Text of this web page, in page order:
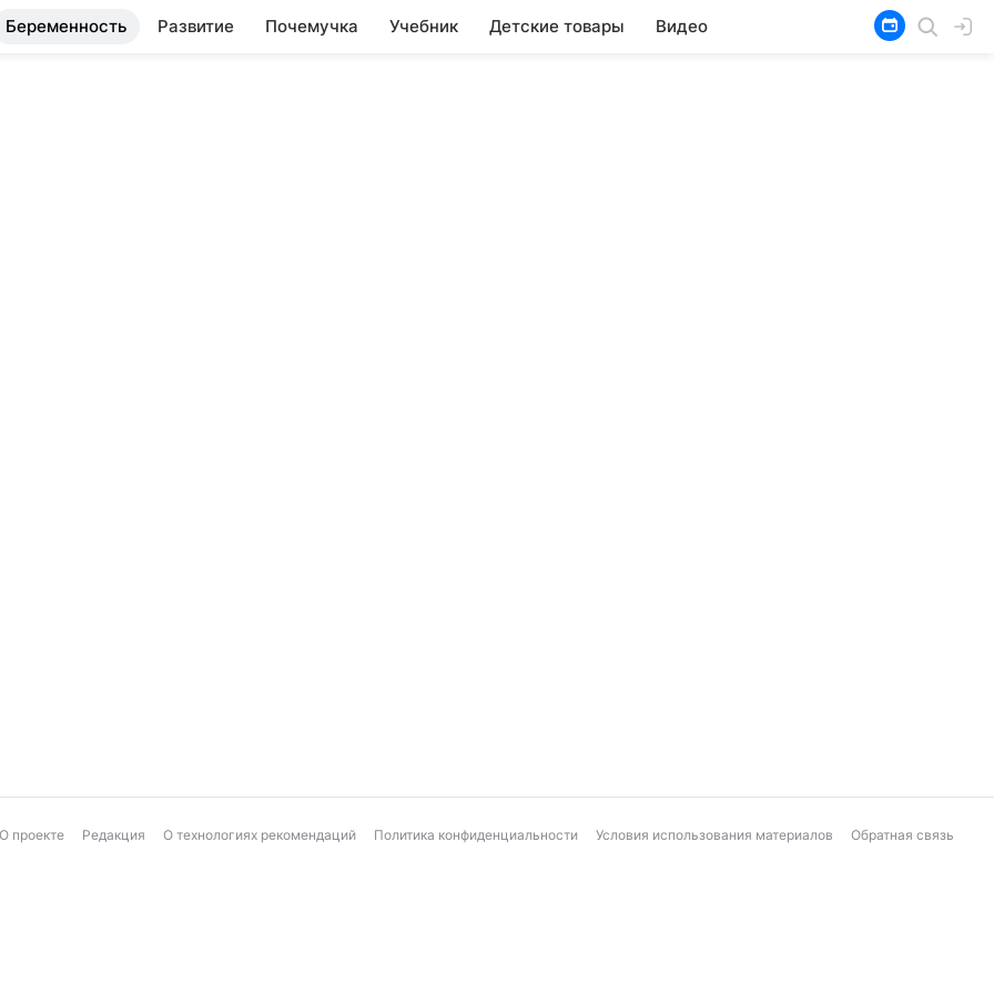
Беременность Развитие Почемучка Учебник Детские товары Видео
О проекте Редакция О технологиях рекомендаций Политика конфиденциальности Условия использования материалов Обратная связь